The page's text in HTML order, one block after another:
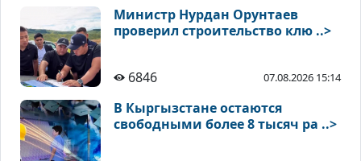
Министр Нурдан Орунтаев
проверил строительство клю ..>
6846 07.08.2026 15:14
В Кыргызстане остаются
свободными более 8 тысяч ра ..>